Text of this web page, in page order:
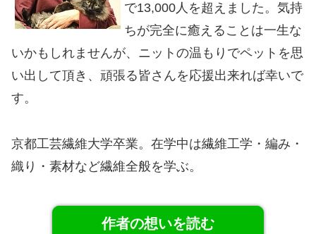
で13,000人を超えました。気持
ちが完全に癒えることは一生な
いかもしれませんが、ニットの温もりでペットを思
い出して頂き、頑張る皆さんを応援出来れば幸いで
す。
京都工芸繊維大学卒業。在学中は繊維工学・編み・
織り・素材など繊維全般を学ぶ。
作者の想いを読む